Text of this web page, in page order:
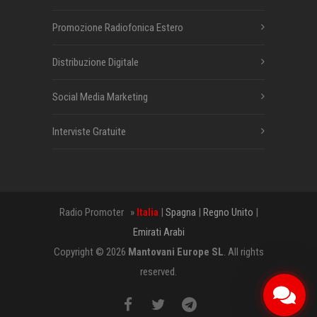
Promozione Radiofonica Estero
Distribuzione Digitale
Social Media Marketing
Interviste Gratuite
Radio Promoter » Italia| Spagna | Regno Unito |
Emirati Arabi
Copyright © 2026 Mantovani Europe SL. All rights
reserved.